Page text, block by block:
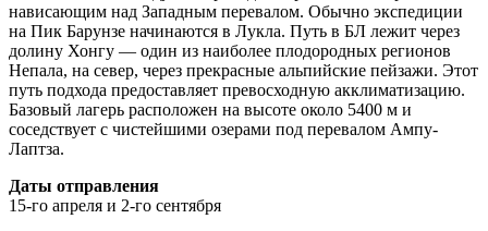
нависающим над Западным перевалом. Обычно экспедиции
на Пик Барунзе начинаются в Лукла. Путь в БЛ лежит через
долину Хонгу — один из наиболее плодородных регионов
Непала, на север, через прекрасные альпийские пейзажи. Этот
путь подхода предоставляет превосходную акклиматизацию.
Базовый лагерь расположен на высоте около 5400 м и
соседствует с чистейшими озерами под перевалом Ампу-
Лаптза.
Даты отправления
15-го апреля и 2-гo сентября